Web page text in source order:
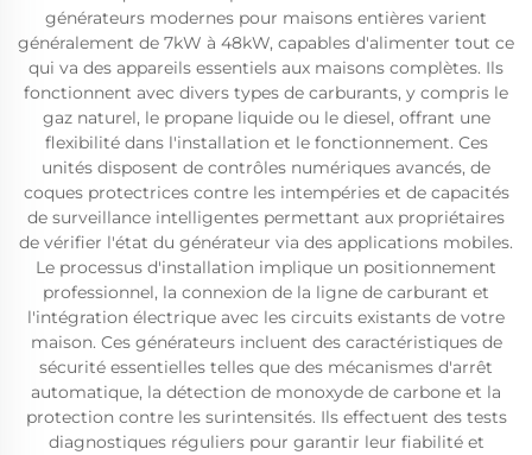
générateurs modernes pour maisons entières varient
généralement de 7kW à 48kW, capables d'alimenter tout ce
qui va des appareils essentiels aux maisons complètes. Ils
fonctionnent avec divers types de carburants, y compris le
gaz naturel, le propane liquide ou le diesel, offrant une
flexibilité dans l'installation et le fonctionnement. Ces
unités disposent de contrôles numériques avancés, de
coques protectrices contre les intempéries et de capacités
de surveillance intelligentes permettant aux propriétaires
de vérifier l'état du générateur via des applications mobiles.
Le processus d'installation implique un positionnement
professionnel, la connexion de la ligne de carburant et
l'intégration électrique avec les circuits existants de votre
maison. Ces générateurs incluent des caractéristiques de
sécurité essentielles telles que des mécanismes d'arrêt
automatique, la détection de monoxyde de carbone et la
protection contre les surintensités. Ils effectuent des tests
diagnostiques réguliers pour garantir leur fiabilité et